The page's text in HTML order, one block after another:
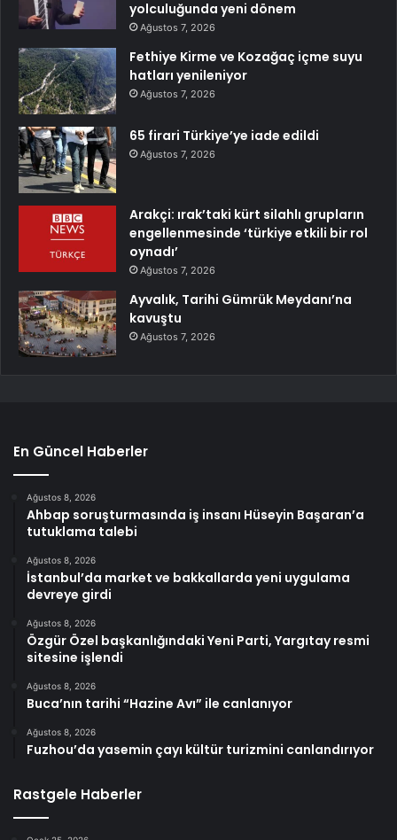
yolculuğunda yeni dönem
Ağustos 7, 2026
Fethiye Kirme ve Kozağaç içme suyu
hatları yenileniyor
Ağustos 7, 2026
65 firari Türkiye’ye iade edildi
Ağustos 7, 2026
Arakçi: ırak’taki kürt silahlı grupların
engellenmesinde ‘türkiye etkili bir rol
oynadı’
Ağustos 7, 2026
Ayvalık, Tarihi Gümrük Meydanı’na
kavuştu
Ağustos 7, 2026
En Güncel Haberler
Ağustos 8, 2026
Ahbap soruşturmasında iş insanı Hüseyin Başaran’a
tutuklama talebi
Ağustos 8, 2026
İstanbul’da market ve bakkallarda yeni uygulama
devreye girdi
Ağustos 8, 2026
Özgür Özel başkanlığındaki Yeni Parti, Yargıtay resmi
sitesine işlendi
Ağustos 8, 2026
Buca’nın tarihi “Hazine Avı” ile canlanıyor
Ağustos 8, 2026
Fuzhou’da yasemin çayı kültür turizmini canlandırıyor
Rastgele Haberler